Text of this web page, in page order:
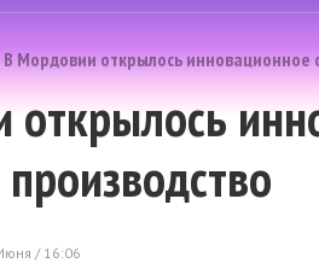
В Мордовии открылось инновационное
/ 16:06